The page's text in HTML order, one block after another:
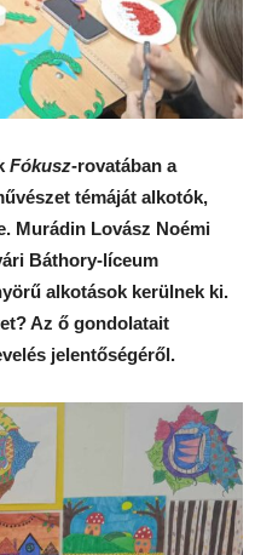
Fókusz-rovatában a
témáját alkotók,
Murádin Lovász Noémi
Báthory-líceum
alkotások kerülnek ki.
Az ő gondolatait
jelentőségéről.